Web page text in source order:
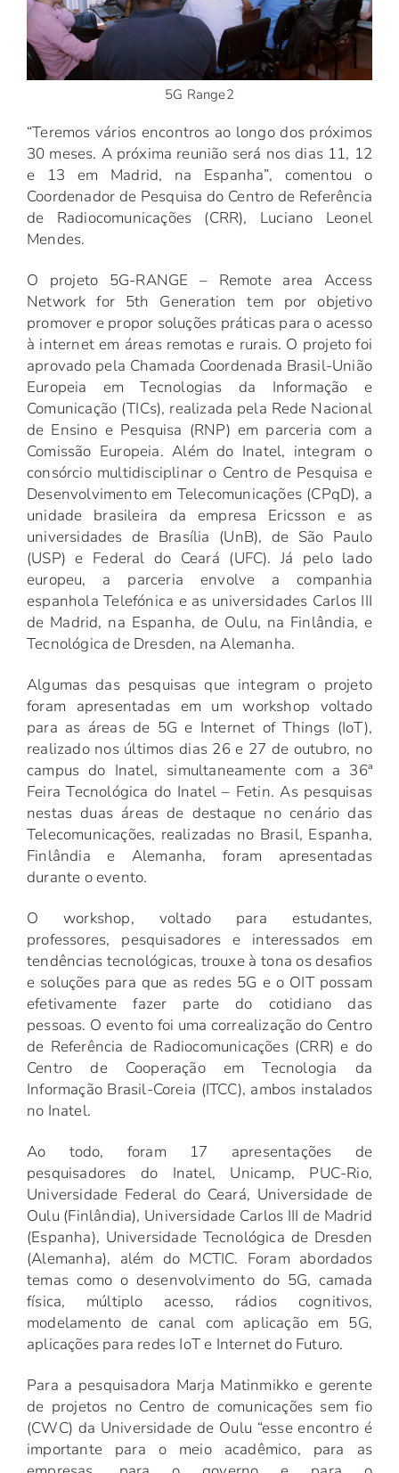
5G Range2
“Teremos vários encontros ao longo dos próximos
30 meses. A próxima reunião será nos dias 11, 12
e 13 em Madrid, na Espanha”, comentou o
Coordenador de Pesquisa do Centro de Referência
de Radiocomunicações (CRR), Luciano Leonel
Mendes.
O projeto 5G-RANGE – Remote area Access
Network for 5th Generation tem por objetivo
promover e propor soluções práticas para o acesso
à internet em áreas remotas e rurais. O projeto foi
aprovado pela Chamada Coordenada Brasil-União
Europeia em Tecnologias da Informação e
Comunicação (TICs), realizada pela Rede Nacional
de Ensino e Pesquisa (RNP) em parceria com a
Comissão Europeia. Além do Inatel, integram o
consórcio multidisciplinar o Centro de Pesquisa e
Desenvolvimento em Telecomunicações (CPqD), a
unidade brasileira da empresa Ericsson e as
universidades de Brasília (UnB), de São Paulo
(USP) e Federal do Ceará (UFC). Já pelo lado
europeu, a parceria envolve a companhia
espanhola Telefónica e as universidades Carlos III
de Madrid, na Espanha, de Oulu, na Finlândia, e
Tecnológica de Dresden, na Alemanha.
Algumas das pesquisas que integram o projeto
foram apresentadas em um workshop voltado
para as áreas de 5G e Internet of Things (IoT),
realizado nos últimos dias 26 e 27 de outubro, no
campus do Inatel, simultaneamente com a 36ª
Feira Tecnológica do Inatel – Fetin. As pesquisas
nestas duas áreas de destaque no cenário das
Telecomunicações, realizadas no Brasil, Espanha,
Finlândia e Alemanha, foram apresentadas
durante o evento.
O workshop, voltado para estudantes,
professores, pesquisadores e interessados em
tendências tecnológicas, trouxe à tona os desafios
e soluções para que as redes 5G e o OIT possam
efetivamente fazer parte do cotidiano das
pessoas. O evento foi uma correalização do Centro
de Referência de Radiocomunicações (CRR) e do
Centro de Cooperação em Tecnologia da
Informação Brasil-Coreia (ITCC), ambos instalados
no Inatel.
Ao todo, foram 17 apresentações de
pesquisadores do Inatel, Unicamp, PUC-Rio,
Universidade Federal do Ceará, Universidade de
Oulu (Finlândia), Universidade Carlos III de Madrid
(Espanha), Universidade Tecnológica de Dresden
(Alemanha), além do MCTIC. Foram abordados
temas como o desenvolvimento do 5G, camada
física, múltiplo acesso, rádios cognitivos,
modelamento de canal com aplicação em 5G,
aplicações para redes IoT e Internet do Futuro.
Para a pesquisadora Marja Matinmikko e gerente
de projetos no Centro de comunicações sem fio
(CWC) da Universidade de Oulu “esse encontro é
importante para o meio acadêmico, para as